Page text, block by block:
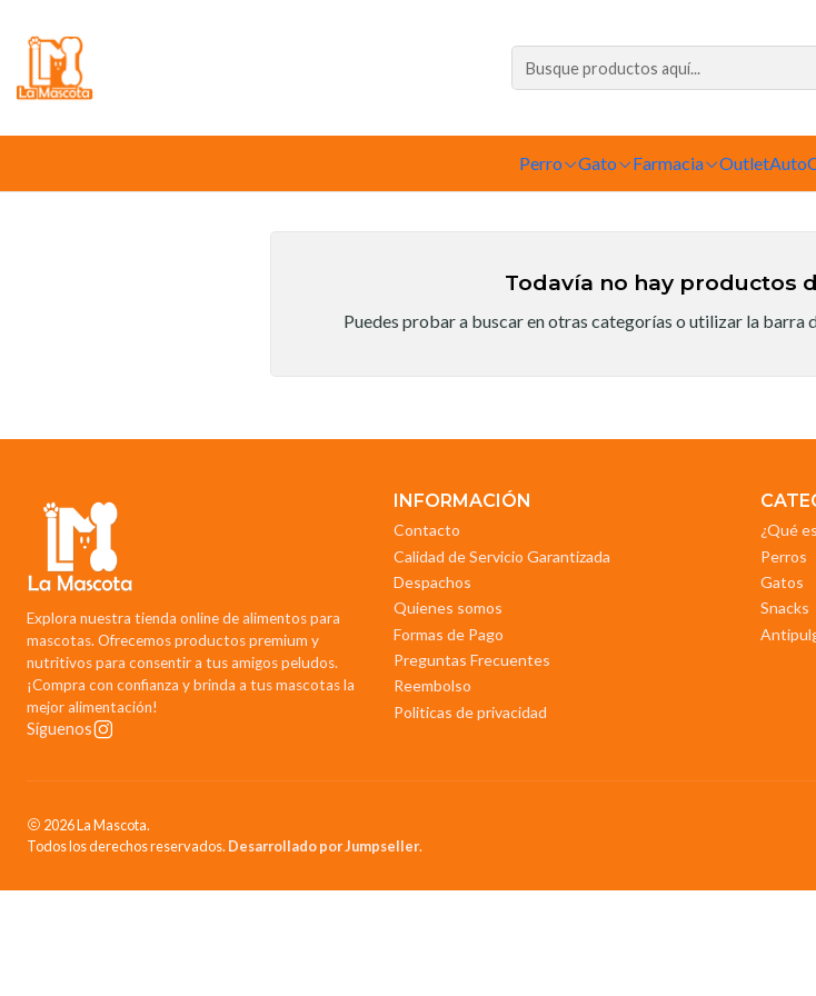
Perro Gato Farmacia Outlet
Inicio
Todavía no hay productos
Puedes probar a buscar en otras categorías o utilizar la
Explora nuestra tienda online de alimentos para
mascotas. Ofrecemos productos premium y
nutritivos para consentir a tus amigos peludos.
¡Compra con confianza y brinda a tus mascotas la
mejor alimentación!
Síguenos
INFORMACIÓN
Contacto
Calidad de Servicio Garantizada
Despachos
Quienes somos
Formas de Pago
Preguntas Frecuentes
Reembolso
Politicas de privacidad
¿Qué
Perros
Gatos
Snacks
2026 La Mascota.
Todos los derechos reservados. Desarrollado por Jumpseller.